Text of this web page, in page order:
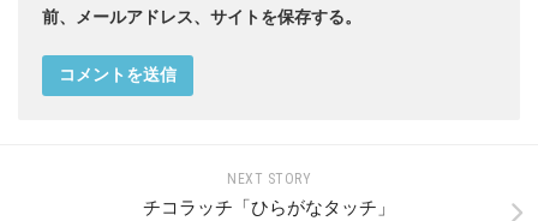
前、メールアドレス、サイトを保存する。
NEXT STORY
チコラッチ「ひらがなタッチ」